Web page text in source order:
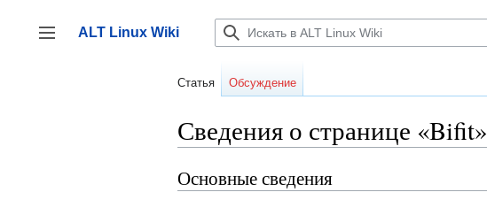
содержанию
Переключить боковую панель
ALT Linux Wiki
Статья Обсуждение
Сведения о странице «Bifit»
Основные сведения